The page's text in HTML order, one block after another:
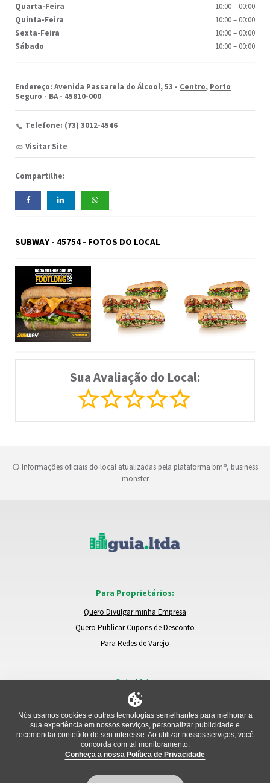
Endereço: Avenida Passarela do Álcool, 53 - Centro, Porto
Seguro - BA- 45810-000
Telefone: (73) 3012-4546
Visitar Site
Compartilhe:
SUBWAY - 45754 - FOTOS DO LOCAL
Sua Avaliação do Local:
Quarta-Feira
10:00– 00:00
Quinta-Feira
10:00– 00:00
Sexta-Feira
10:00– 00:00
Sábado
10:00– 00:00
Informações oficiais do local atualizadas pela plataforma bm®, business
monster
Para Proprietários:
Quero Divulgar minha Empresa
Quero Publicar Cupons de Desconto
Para Redes de Varejo
Guia.Ltda:
Locais e Empresas
Trocar de Região
Relatar um Problema
Nós usamos cookies e outras tecnologias semelhantes para melhorar a
sua experiência em nossos serviços, personalizar publicidade e
recomendar conteúdo de seu interesse. Ao utilizar nossos serviços, você
concorda com tal monitoramento.
Conheça a nossa Política de Privacidade